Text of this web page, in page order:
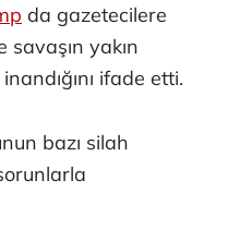
da gazetecilere
savaşın yakın
ifade etti.
bazı silah